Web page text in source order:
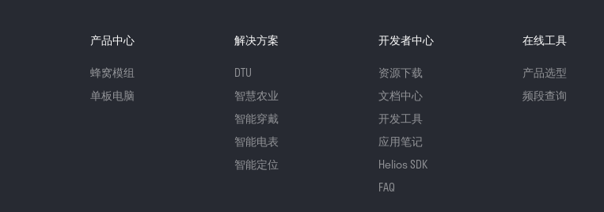
产品中心
蜂窝模组
单板电脑
解决方案
DTU
智慧农业
智能穿戴
智能电表
智能定位
开发者中心
资源下载
文档中心
开发工具
应用笔记
Helios SDK
FAQ
在线工具
产品选型
频段查询